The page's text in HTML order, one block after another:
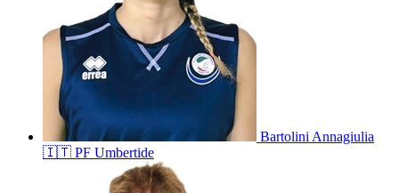
Bartolini Annagiulia
🇮🇹 PF Umbertide